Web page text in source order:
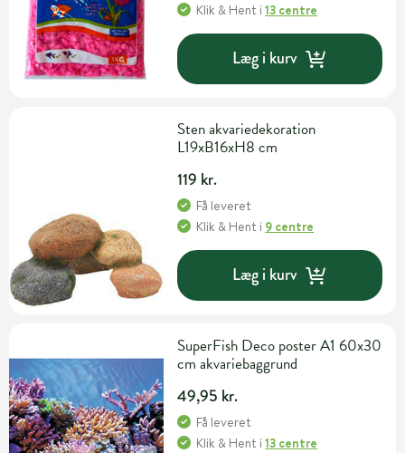
Klik & Hent i13 centre
Læg i kurv
Sten akvariedekoration
L19xB16xH8 cm
119 kr.
Få leveret
Klik & Hent i 9 centre
Læg i kurv
SuperFish Deco poster A1 60x30
cm akvariebaggrund
49,95 kr.
Få leveret
Klik & Hent i13 centre